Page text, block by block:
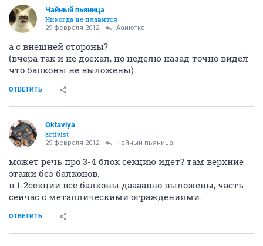
Чайный пьяница
Никогда не плавится
29 февраля 2012 Аанютка
а с внешней стороны?
(вчера так и не доехал, но неделю назад точно видел
что балконы не выложены).
ОТВЕТИТЬ
Oktaviya
activist
29 февраля 2012 Чайный пьяница
может речь про 3-4 блок секцию идет? там верхние
этажи без балконов.
в 1-2секции все балконы даааавно выложены, часть
сейчас с металлическими ограждениями.
ОТВЕТИТЬ